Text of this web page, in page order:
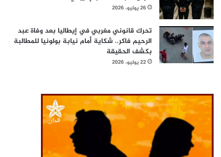
26 يوليو، 2026
تحرك قانوني مغربي في إيطاليا بعد وفاة عبد
الرحيم فاكر.. شكاية أمام نيابة بولونيا للمطالبة
بكشف الحقيقة
22 يوليو، 2026